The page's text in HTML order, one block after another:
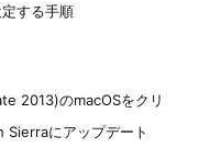
する手順
2013)のmacOSをクリ
Sierraにアップデート